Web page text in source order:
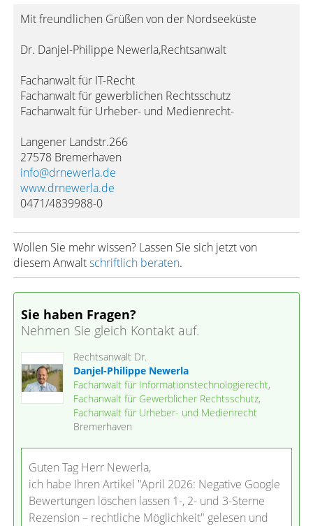
Mit freundlichen Grüßen von der Nordseeküste
Dr. Danjel-Philippe Newerla,Rechtsanwalt
Fachanwalt für IT-Recht
Fachanwalt für gewerblichen Rechtsschutz
Fachanwalt für Urheber- und Medienrecht-
Langener Landstr.266
27578 Bremerhaven
info@drnewerla.de
www.drnewerla.de
0471/4839988-0
Wollen Sie mehr wissen? Lassen Sie sich jetzt von
diesem Anwaltschriftlich beraten.
Sie haben Fragen?
Nehmen Sie gleich Kontakt auf.
Rechtsanwalt Dr.
Danjel-Philippe Newerla
Fachanwalt für Informationstechnologierecht,
Fachanwalt für Gewerblicher Rechtsschutz,
Fachanwalt für Urheber- und Medienrecht
Bremerhaven
Guten Tag Herr Newerla,
ich habe Ihren Artikel "April 2026: Negative Google
Bewertungen löschen lassen 1-, 2- und 3-Sterne
Rezension – rechtliche Möglichkeit" gelesen und